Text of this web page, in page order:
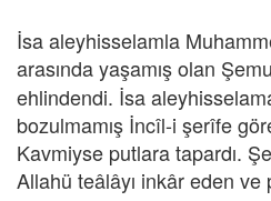
İsa aleyhisselamla
arasında yaşamış olan
ehlindendi. İsa
bozulmamış İncîl-i şerîfe
Kavmiyse putlara tapardı.
Allahü teâlâyı inkâr eden ve